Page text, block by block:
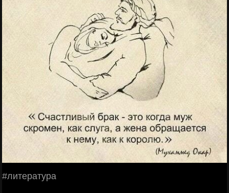
#литература